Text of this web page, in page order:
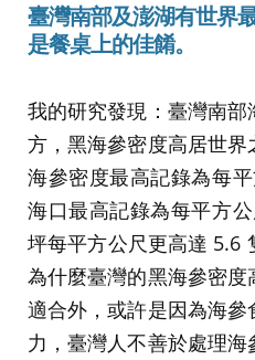
臺灣南部及澎湖有世界
是餐桌上的佳餚。
我的研究發現：臺灣南
方，黑海參密度高居世
海參密度最高記錄為每
海口最高記錄為每平方
坪每平方公尺更高達 5.6
為什麼臺灣的黑海參密
適合外，或許是因為海
力，臺灣人不善於處理